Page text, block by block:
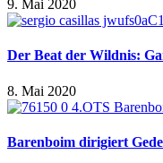
9. Mai 2020
Der Beat der Wildnis:
8. Mai 2020
Barenboim dirigiert